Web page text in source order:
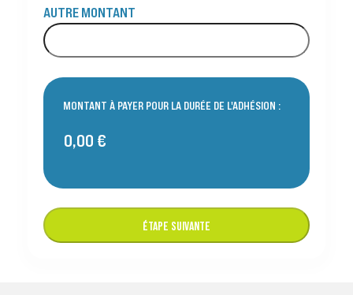
AUTRE MONTANT
MONTANT À PAYER POUR LA DURÉE DE L'ADHÉSION :
ÉTAPE SUIVANTE